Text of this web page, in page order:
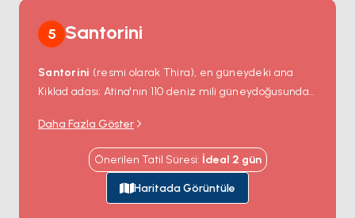
5 Santorini
Santorini (resmi olarak Thira), en güneydeki ana
Kiklad adası; Atina'nın 110 deniz mili güneydoğusunda
kısmı. MÖ 1627Minos patlaması
medeniyetindeki en büyük volkanik olay) tek dairesel
bir adanın merkezini 390 metre derinliğinde 12
kilometre genişliğinde sular altında kalmış kalderaya
çökertti; orijinal kenarın dört hilal şeklinde parçasını
Daha Fazla Göster
Önerilen Tatil Süresi: İdeal 2 gün
Haritada Görüntüle